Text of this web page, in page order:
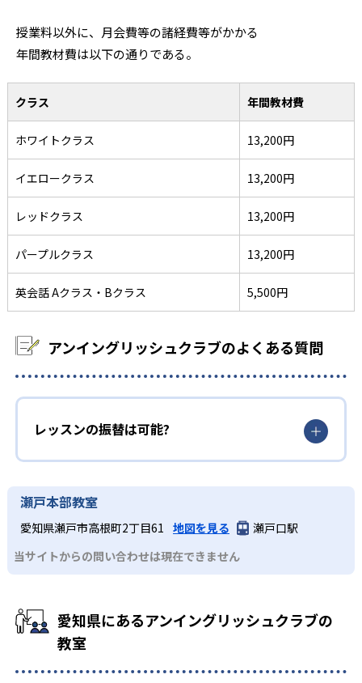
授業料以外に、月会費等の諸経費等がかかる
年間教材費は以下の通りである。
クラス 年間教材費
ホワイトクラス 13,200円
イエロークラス 13,200円
レッドクラス 13,200円
パープルクラス 13,200円
英会話 Aクラス・Bクラス 5,500円
アンイングリッシュクラブのよくある質問
レッスンの振替は可能?
瀬戸本部教室
愛知県瀬戸市高根町2丁目61 地図を見る
瀬戸口駅
当サイトからの問い合わせは現在できません
愛知県にあるアンイングリッシュクラブの
教室